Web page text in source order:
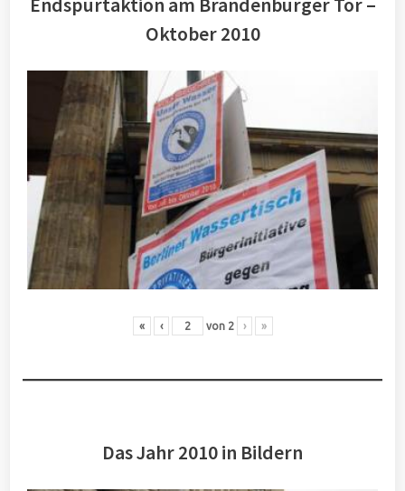
Oktober 2010
« ‹ von 2 › »
Das Jahr 2010 in Bildern